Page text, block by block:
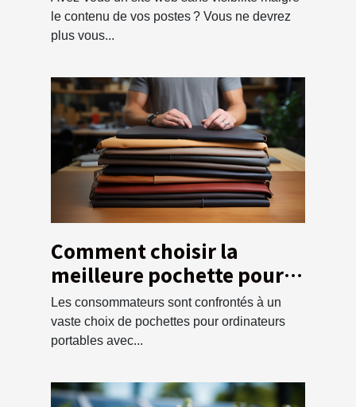
le contenu de vos postes ? Vous ne devrez
plus vous...
Comment choisir la
meilleure pochette pour
votre ordinateur ?
Les consommateurs sont confrontés à un
vaste choix de pochettes pour ordinateurs
portables avec...